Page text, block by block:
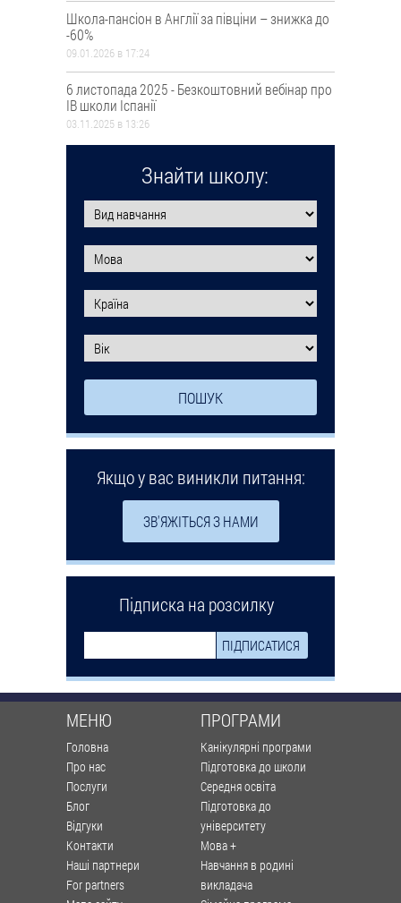
Школа-пансіон в Англії за півціни – знижка до
-60%
09.01.2026 в 17:24
6 листопада 2025 - Безкоштовний вебінар про
ІВ школи Іспанії
03.11.2025 в 13:26
Знайти школу:
Якщо у вас виникли питання:
ЗВ'ЯЖІТЬСЯ З НАМИ
Підписка на розсилку
МЕНЮ
Головна
Про нас
Послуги
Блог
Відгуки
Контакти
Наші партнери
For partners
ПРОГРАМИ
Канікулярні програми
Підготовка до школи
Середня освіта
Підготовка до
університету
Мова +
Навчання в родині
викладача